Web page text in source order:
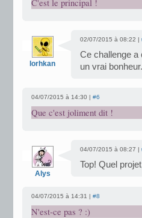
C'est le principal !
lorhkan
02/07/2015 à 08:22 |
Ce challenge a
un vrai bonheur.
04/07/2015 à 14:30 | #6
Que c'est joliment dit !
Alys
04/07/2015 à 08:27 |
Top! Quel
04/07/2015 à 14:31 | #8
N'est-ce pas ? :)